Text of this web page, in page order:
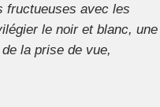
fructueuses avec les
le noir et blanc, une
la prise de vue,